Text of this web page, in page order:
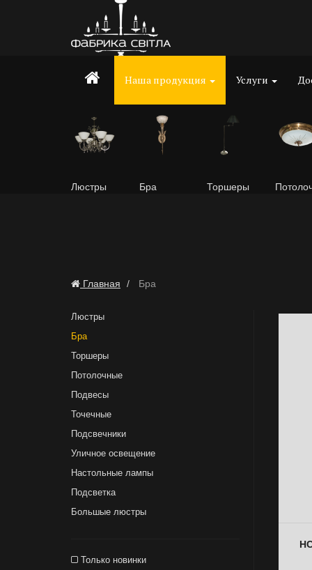
Наша продукция Услуги
Люстры Бра Торшеры
Главная Бра
Люстры
Бра
Торшеры
Потолочные
Подвесы
Точечные
Подсвечники
Уличное освещение
Настольные лампы
Подсветка
Большые люстры
Только новинки